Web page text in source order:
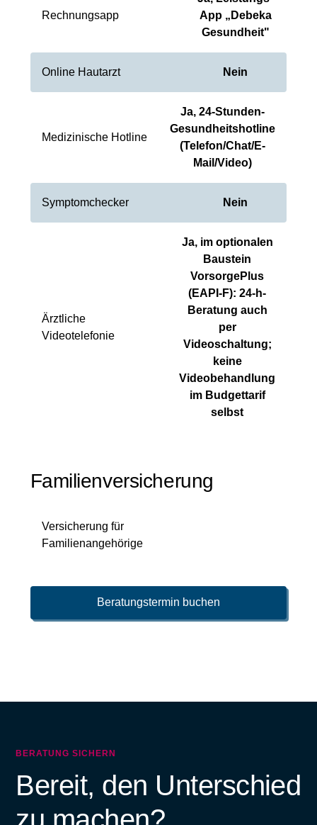
Rechnungsapp
App „Debeka
Gesundheit"
Online Hautarzt Nein
Medizinische Hotline
Ja, 24-Stunden-
Gesundheitshotline
(Telefon/Chat/E-
Mail/Video)
Symptomchecker Nein
Ärztliche
Videotelefonie
Ja, im optionalen
Baustein
VorsorgePlus
(EAPI-F): 24-h-
Beratung auch
per
Videoschaltung;
keine
Videobehandlung
im Budgettarif
selbst
Familienversicherung
Versicherung für
Familienangehörige
Beratungstermin buchen
BERATUNG SICHERN
Bereit, den Unterschied